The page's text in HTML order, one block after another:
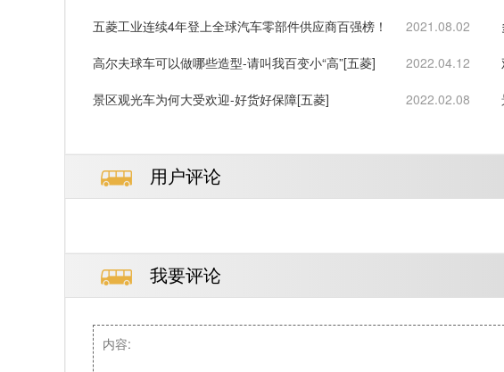
五菱工业连续4年登上全球汽车零部件供应商百强榜！ 2021.08.02
高尔夫球车可以做哪些造型-请叫我百变小“高”[五菱] 2022.04.12
景区观光车为何大受欢迎-好货好保障[五菱] 2022.02.08
用户评论
我要评论